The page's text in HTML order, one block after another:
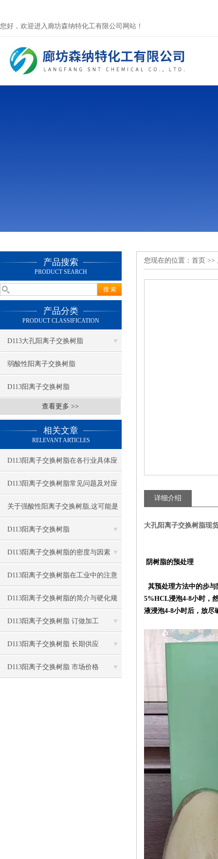
您好，欢迎进入廊坊森纳特化工有限公司网站！
产品搜索
PRODUCT SEARCH
产品分类
PRODUCT CLASSIFICATION
D113大孔阳离子交换树脂
弱酸性阳离子交换树脂
D113阳离子交换树脂
查看更多 >>
相关文章
RELEVANT ARTICLES
D113阳离子交换树脂在各行业具体应
用场景及案例的专业分享
D113阳离子交换树脂常见问题及对应
解决办法大公开
关于强酸性阳离子交换树脂,这可能是
一篇刷新你认知的文章
D113阳离子交换树脂
D113阳离子交换树脂的密度与因素
D113阳离子交换树脂在工业中的注意
事项
D113阳离子交换树脂的简介与硬化规
程
D113阳离子交换树脂 订做加工
D113阳离子交换树脂 长期供应
D113阳离子交换树脂 市场价格
您现在的位置： 首页 >>
详细介绍
大孔阳离子交换树脂现
阴树脂的预处理
其预处理方法中的步
5%HCL浸泡4-8小时，
液浸泡4-8小时后，放尽